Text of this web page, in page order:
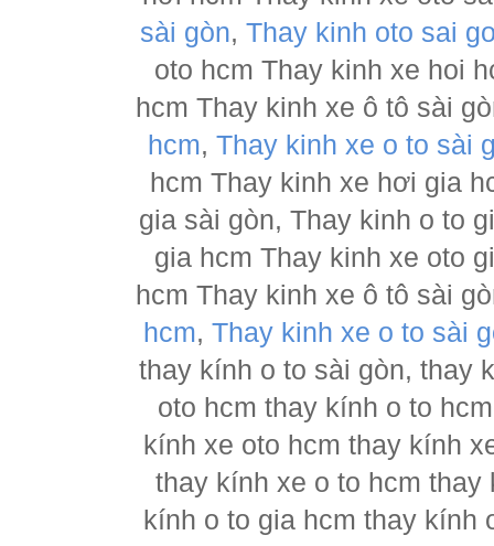
sài gòn, Thay kinh oto sai
oto hcm Thay kinh xe hoi
hcm Thay kinh xe ô tô sài
hcm, Thay kinh xe o to sài
hcm Thay kinh xe hơi gia
gia sài gòn, Thay kinh o to
gia hcm Thay kinh xe oto
hcm Thay kinh xe ô tô sài
hcm,Thay kinh xe o to sài
thay kính o to sài gòn, thay
oto hcm thay kính o to
kính xe oto hcm thay kính
thay kính xe o to hcm
kính o to gia hcm thay kính